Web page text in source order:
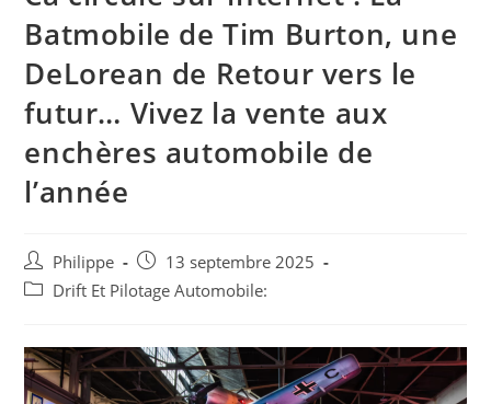
Batmobile de Tim Burton, une
DeLorean de Retour vers le
futur… Vivez la vente aux
enchères automobile de
l’année
Auteur/autrice
de
Philippe
Post
published:
13 septembre 2025
PostDrift Et Pilotage Automobile: